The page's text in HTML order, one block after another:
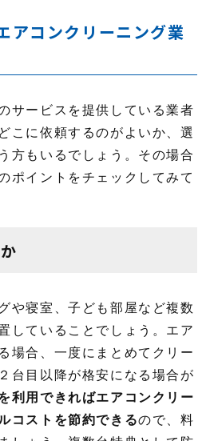
アコンクリーニング業
サービスを提供している業者
こに依頼するのがよいか、選
方もいるでしょう。その場合
ポイントをチェックしてみて
や寝室、子ども部屋など複数
していることでしょう。エア
場合、一度にまとめてクリー
台目以降が格安になる場合が
利用できればエアコンクリー
コストを節約できるので、料